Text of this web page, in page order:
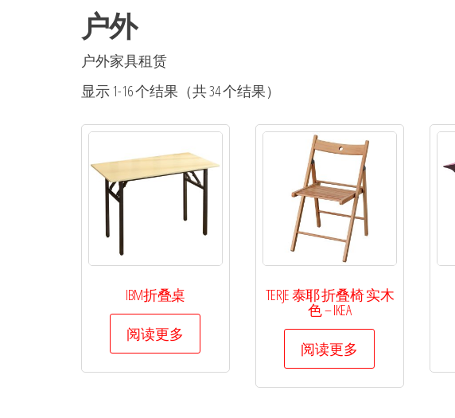
租
赁-
桌
椅
租
赁-
高
发
桌
服务价格
更优，同
格，我们
产品服务
更优。
户外
户外家具租赁
显示 1-16 个结果（共 34 个结果）
IBM折叠桌
阅读更多
TERJE 泰耶 折叠椅 实木
色 – IKEA
阅读更多